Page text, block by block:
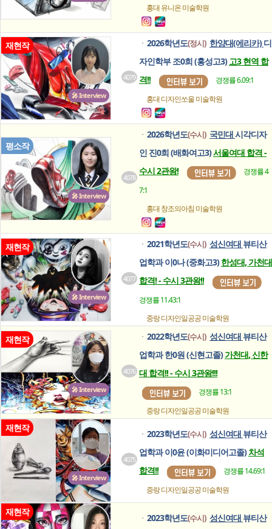
홍대 유니온미술학원
🎤 Interview
재현작
4079
ㆍ 2026학년도(정시) 한양대(에리카)디
자인학부 조0희 (홍성고3) 고3 현역 합
격!!
경쟁률 6.09:1
홍대 디자인쏘울미술학원
🎤 Interview
평소작
4078
ㆍ 2026학년도(수시) 국민대시각디자
인 진0희 (배화여고3)서울여대 합격 -
수시 2관왕!
경쟁률 4
7:1
홍대 창조의아침미술학원
🎤 Interview
재현작
4077
ㆍ 2021학년도(수시) 성신여대 뷰티산
업학과 이0나 (중화고3)한성대, 가천대
합격! - 수시 3관왕!!
경쟁률 11.43:1
중랑 디자인일공공미술학원
🎤 Interview
재현작
4076
ㆍ 2022학년도(수시) 성신여대 뷰티산
업학과 한0원 (신현고졸)가천대, 신한
대 합격!! - 수시 3관왕!!!
경쟁률 13:1
중랑 디자인일공공미술학원
🎤 Interview
재현작
4075
ㆍ 2023학년도(수시) 성신여대 뷰티산
업학과 이0윤 (이화미디어고졸)차석
합격!!
경쟁률 14.69:1
중랑 디자인일공공미술학원
재현작
ㆍ 2023학년도(수시) 성신여대 뷰티산